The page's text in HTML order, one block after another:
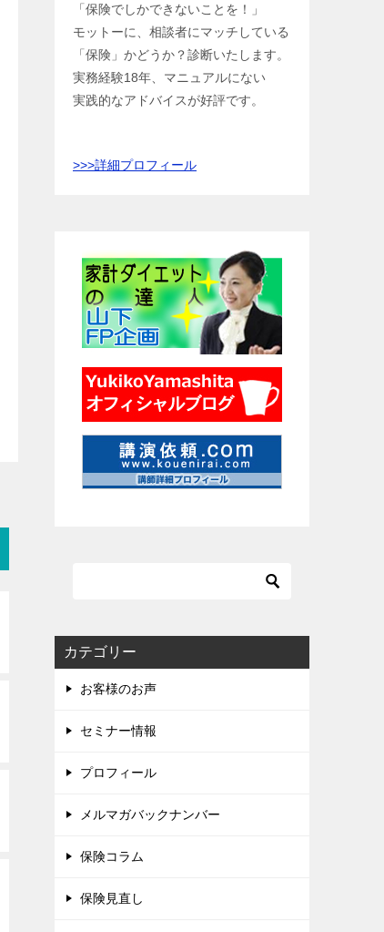
「保険でしかできないことを！」
モットーに、相談者にマッチしている
「保険」かどうか？診断いたします。
実務経験18年、マニュアルにない
実践的なアドバイスが好評です。
>>>詳細プロフィール
カテゴリー
お客様のお声
セミナー情報
プロフィール
メルマガバックナンバー
保険コラム
保険見直し